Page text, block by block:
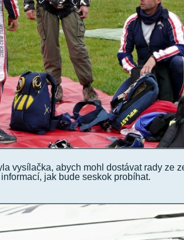
vysílačka, abych mohl dostávat rady ze
jak bude seskok probíhat.